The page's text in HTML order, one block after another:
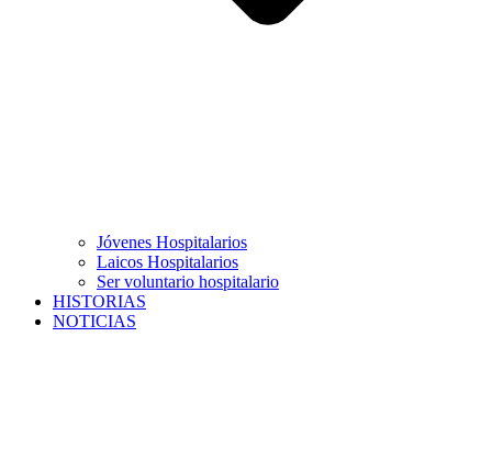
Jóvenes Hospitalarios
Laicos Hospitalarios
Ser voluntario hospitalario
HISTORIAS
NOTICIAS